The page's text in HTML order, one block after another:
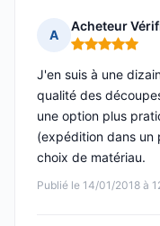
A
Acheteur
Note : 5 sur 5
Publié le 14/01/2018 à
J'en suis à une
qualité des
une option plus
(expédition dans un
choix de matériau.